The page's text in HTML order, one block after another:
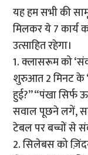
यह हम सभी की
मिलकर ये 7 कार्य
उत्साहित रहेगा।
1. क्लासरूम को
शुरुआत 2 मिनट के
हुई?” “पंखा सिर्फ
सवाल पूछने लगें,
टेबल पर बच्चों से
2. सिलेबस को